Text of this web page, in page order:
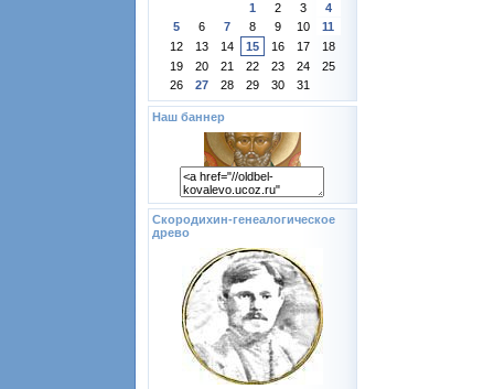
1
2 3
4
5
6 7 8 9 10
11
12
13 14 15 16 17
18
19
20 21 22 23 24
25
26
27 28 29 30 31
Наш баннер
Скородихин-генеалогическое
древо